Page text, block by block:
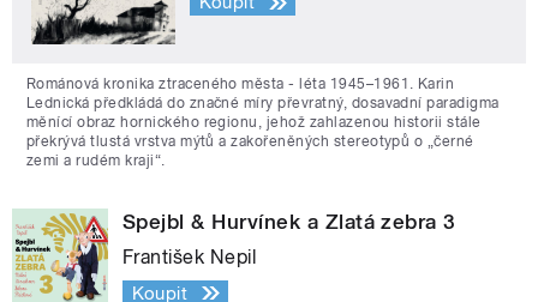
Románová kronika ztraceného města - léta 1945–1961. Karin
Lednická předkládá do značné míry převratný, dosavadní paradigma
měnící obraz hornického regionu, jehož zahlazenou historii stále
překrývá tlustá vrstva mýtů a zakořeněných stereotypů o „černé
zemi a rudém kraji“.
Spejbl & Hurvínek a Zlatá zebra 3
František Nepil
Koupit